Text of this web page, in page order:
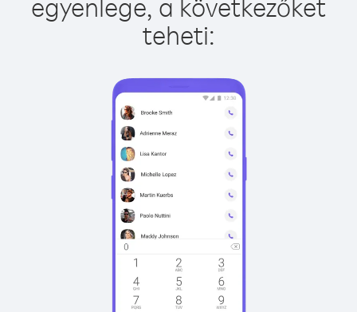
egyenlege, a következőket
teheti: